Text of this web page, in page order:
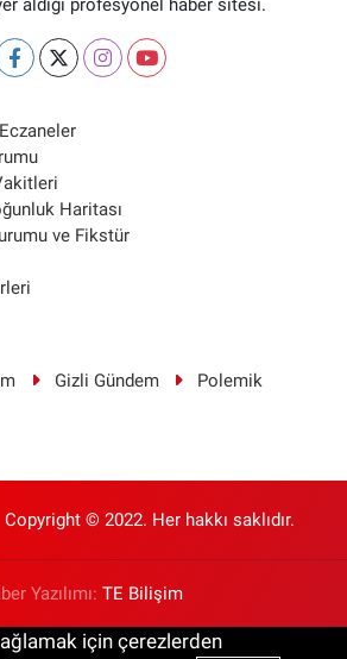
Haritası
ve Fikstür
Gizli Gündem
Polemik
Copyright © 2022. Her hakkı saklıdır.
Yazılımı: TE Bilişim
için çerezlerden